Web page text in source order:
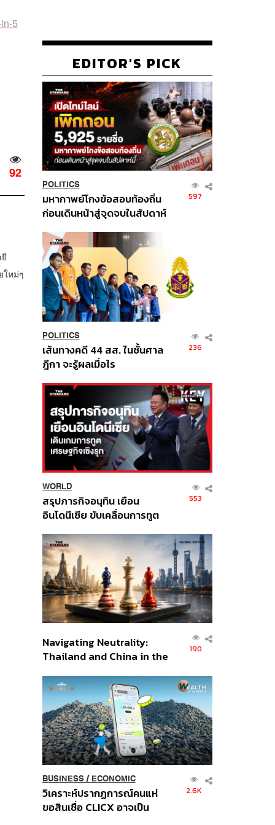
5
92
ใหม่ๆ
EDITOR'S PICK
POLITICS
มหากาพย์โกงข้อสอบท้องถิ่น
ก่อนเดินหน้าสู่จุดจบในสัปดาห์
597
POLITICS
เส้นทางคดี 44 สส. ในชั้นศาล
ฎีกา จะรู้ผลเมื่อไร
236
WORLD
สรุปภารกิจอนุทิน เยือน
อินโดนีเซีย ขับเคลื่อนการทูต
ส่วนยุทธศาสตร์ไทย –
อินโดนีเซีย
553
Navigating Neutrality:
Thailand and China in the
Order
190
BUSINESS/ ECONOMIC
วิเคราะห์ปรากฏการณ์คนแห่
ขอสินเชื่อ CLICX อาจเป็น
2.6K